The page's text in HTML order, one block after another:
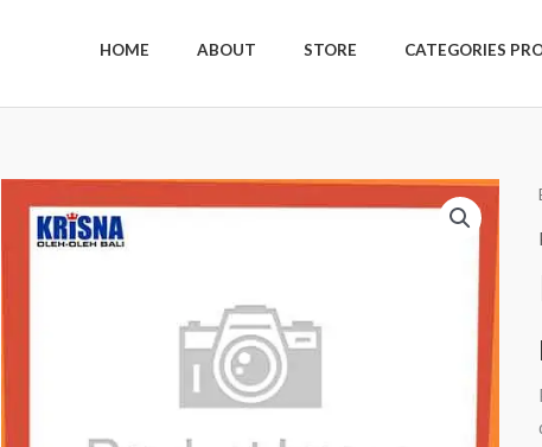
HOME ABOUT STORE CATEGORIES